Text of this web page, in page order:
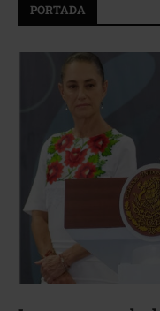
PORTADA